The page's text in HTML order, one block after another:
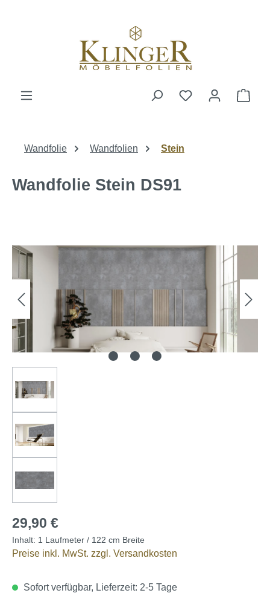
Wandfolie Wandfolien Stein
Wandfolie Stein DS91
29,90 €
Inhalt: 1 Laufmeter / 122 cm Breite
Preise inkl. MwSt. zzgl. Versandkosten
Sofort verfügbar, Lieferzeit: 2-5 Tage